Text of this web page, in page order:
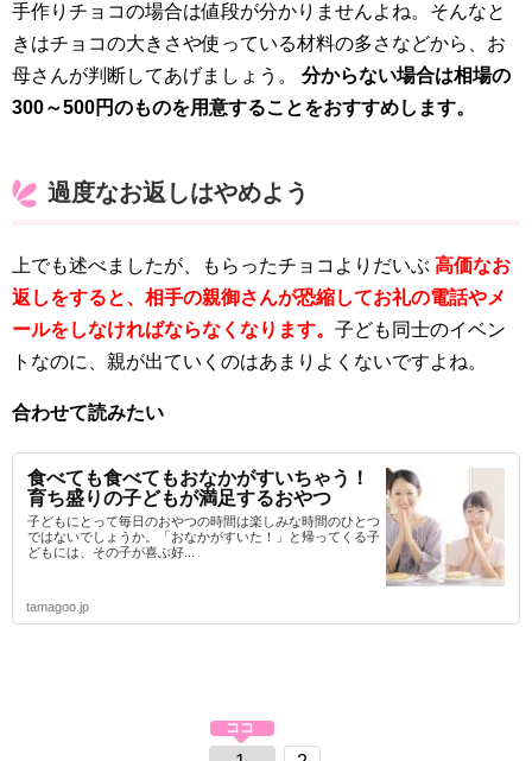
手作りチョコの場合は値段が分かりませんよね。そんなと
きはチョコの大きさや使っている材料の多さなどから、お
母さんが判断してあげましょう。 分からない場合は相場の
300～500円のものを用意することをおすすめします。
過度なお返しはやめよう
上でも述べましたが、もらったチョコよりだいぶ 高価なお
返しをすると、相手の親御さんが恐縮してお礼の電話やメ
ールをしなければならなくなります。 子ども同士のイベン
トなのに、親が出ていくのはあまりよくないですよね。
合わせて読みたい
食べても食べてもおなかがすいちゃう！
育ち盛りの子どもが満足するおやつ
子どもにとって毎日のおやつの時間は楽しみな時間のひとつ
ではないでしょうか。「おなかがすいた！」と帰ってくる子
どもには、その子が喜ぶ好...
tamagoo.jp